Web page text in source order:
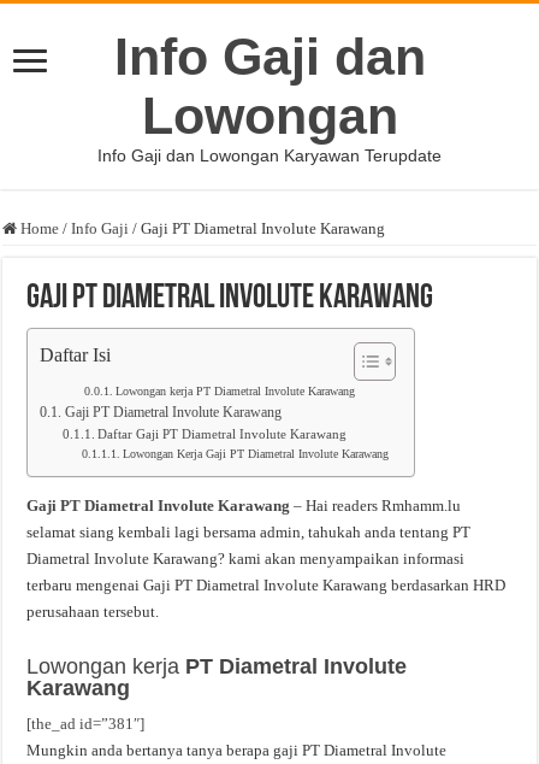
Info Gaji dan
Lowongan
Info Gaji dan Lowongan Karyawan Terupdate
Home / Info Gaji / Gaji PT Diametral Involute Karawang
Gaji PT Diametral Involute Karawang
Daftar Isi
Lowongan kerja PT Diametral Involute Karawang
Gaji PT Diametral Involute Karawang
Daftar Gaji PT Diametral Involute Karawang
Lowongan Kerja Gaji PT Diametral Involute Karawang
Gaji PT Diametral Involute Karawang – Hai readers Rmhamm.lu
selamat siang kembali lagi bersama admin, tahukah anda tentang PT
Diametral Involute Karawang? kami akan menyampaikan informasi
terbaru mengenai Gaji PT Diametral Involute Karawang berdasarkan HRD
perusahaan tersebut.
Lowongan kerja PT Diametral Involute
Karawang
[the_ad id=”381″]
Mungkin anda bertanya tanya berapa gaji PT Diametral Involute